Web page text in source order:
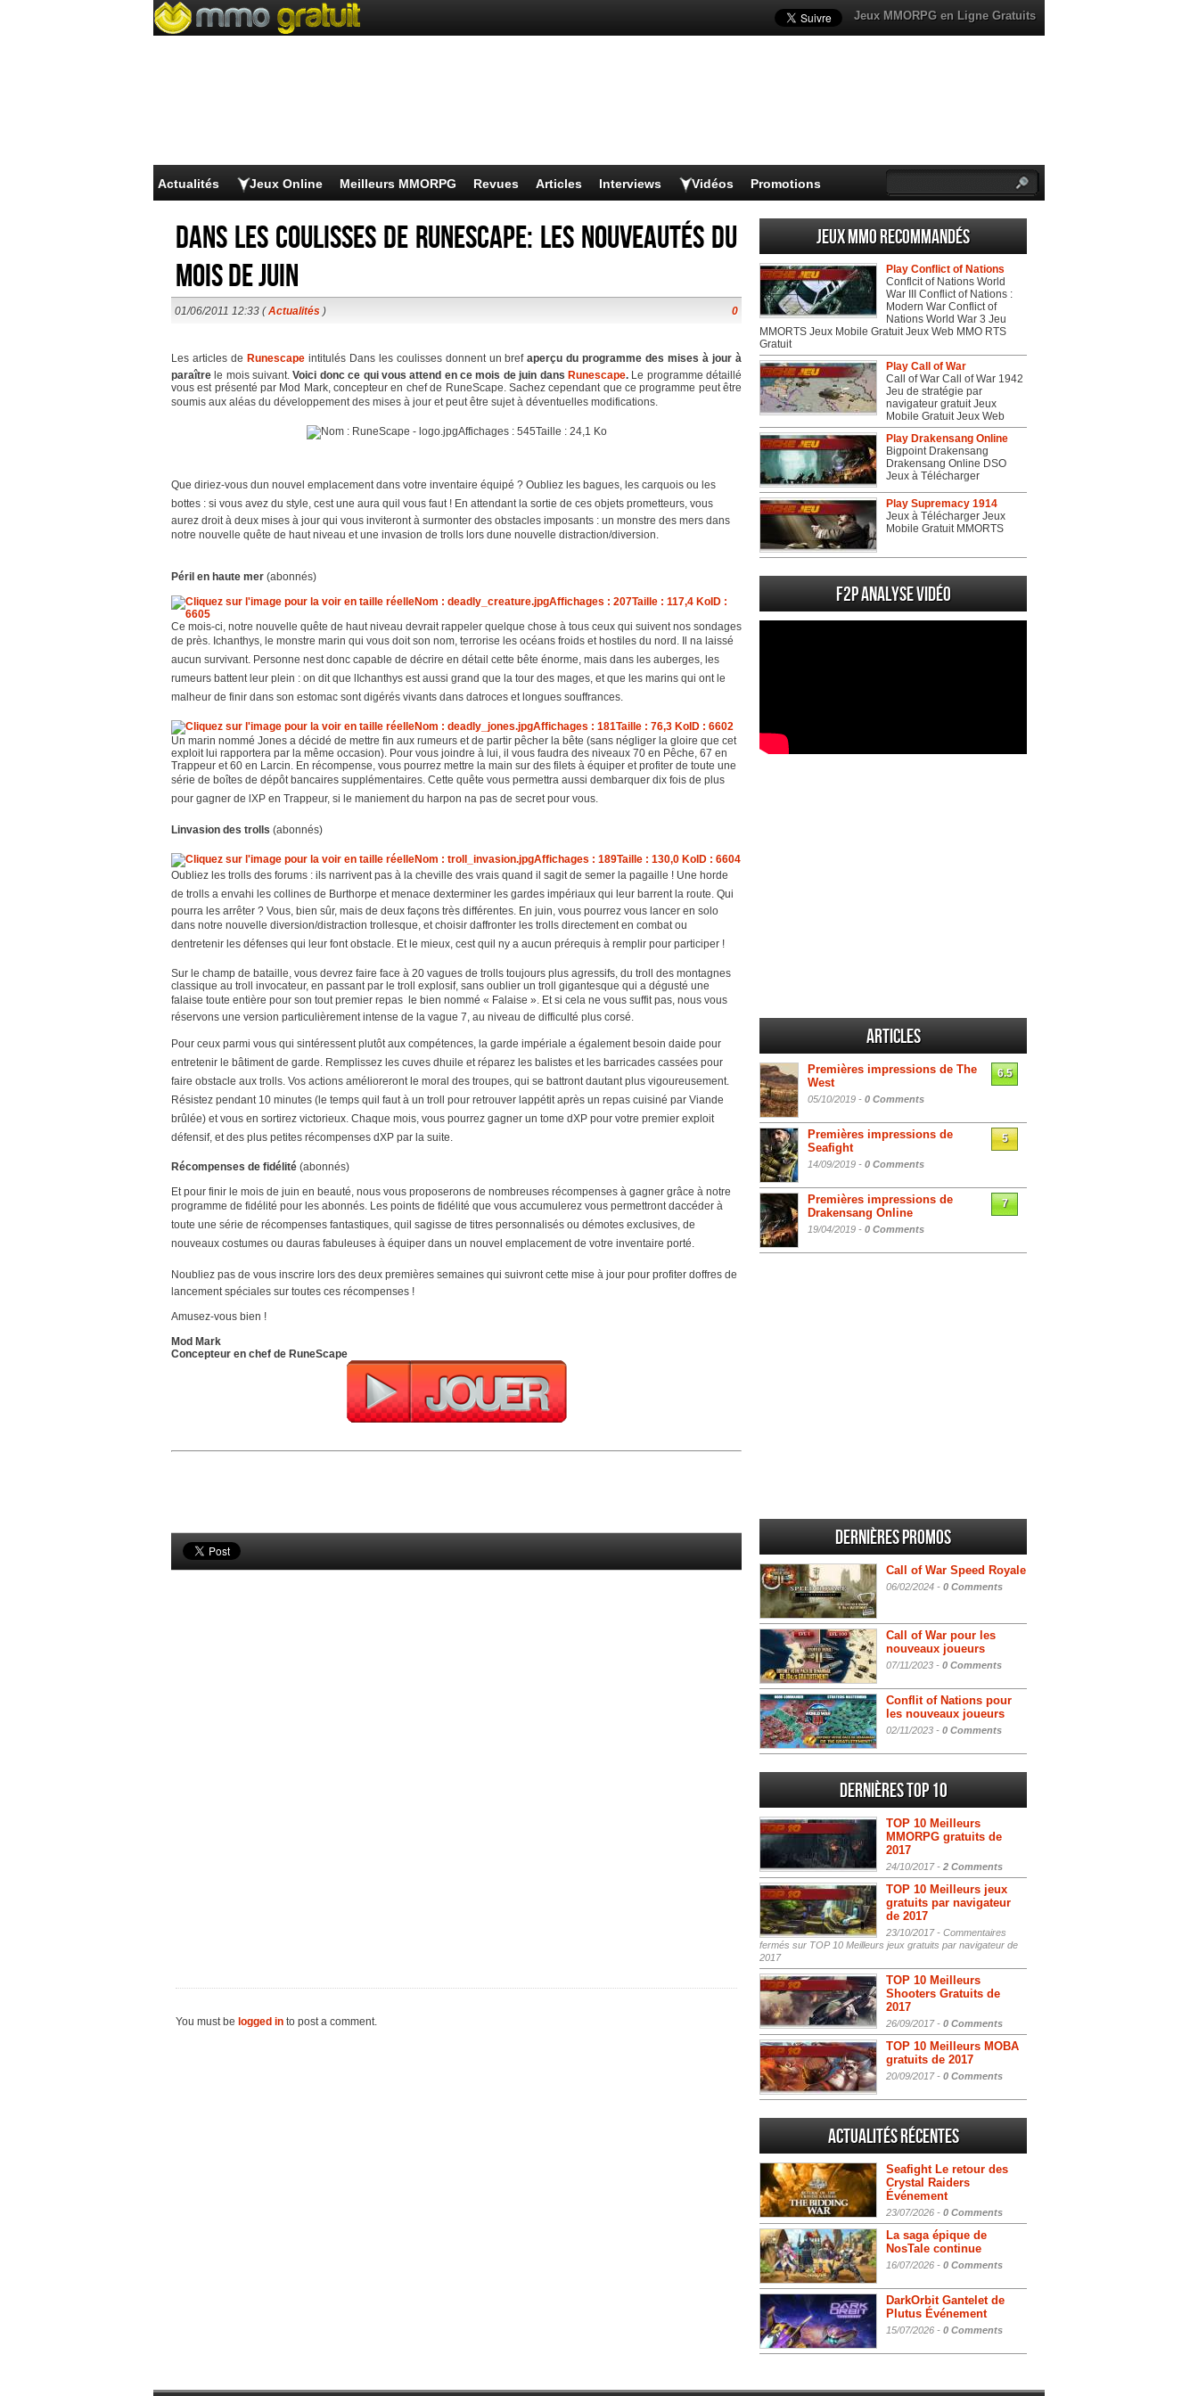
Jeux MMORPG en Ligne Gratuits
Actualités Jeux Online Meilleurs MMORPG Revues Articles Interviews Vidéos Promotions
Dans les coulisses de Runescape: les nouveautés du
mois de juin
01/06/2011 12:33 (Actualités ) 0
Les articles de Runescapeintitulés Dans les coulisses donnent un brefaperçu du programme des mises à jour à
paraître le mois suivant.Voici donc ce qui vous attend en ce mois de juin dans Runescape.Le programme détaillé
vous est présenté par Mod Mark, concepteur en chef de RuneScape. Sachez cependant que ce programme peut être
soumis aux aléas du développement des mises à jour et peut être sujet à déventuelles modifications.
Que diriez-vous dun nouvel emplacement dans votre inventaire équipé ? Oubliez les bagues, les carquois ou les
bottes : si vous avez du style, cest une aura quil vous faut ! En attendant la sortie de ces objets prometteurs, vous
aurez droit à deux mises à jour qui vous inviteront à surmonter des obstacles imposants : un monstre des mers dans
notre nouvelle quête de haut niveau et une invasion de trolls lors dune nouvelle distraction/diversion.
Péril en haute mer (abonnés)
Ce mois-ci, notre nouvelle quête de haut niveau devrait rappeler quelque chose à tous ceux qui suivent nos sondages
de près. Ichanthys, le monstre marin qui vous doit son nom, terrorise les océans froids et hostiles du nord. Il na laissé
aucun survivant. Personne nest donc capable de décrire en détail cette bête énorme, mais dans les auberges, les
rumeurs battent leur plein : on dit que lIchanthys est aussi grand que la tour des mages, et que les marins qui ont le
malheur de finir dans son estomac sont digérés vivants dans datroces et longues souffrances.
Un marin nommé Jones a décidé de mettre fin aux rumeurs et de partir pêcher la bête (sans négliger la gloire que cet
exploit lui rapportera par la même occasion). Pour vous joindre à lui, il vous faudra des niveaux 70 en Pêche, 67 en
Trappeur et 60 en Larcin. En récompense, vous pourrez mettre la main sur des filets à équiper et profiter de toute une
série de boîtes de dépôt bancaires supplémentaires. Cette quête vous permettra aussi dembarquer dix fois de plus
pour gagner de lXP en Trappeur, si le maniement du harpon na pas de secret pour vous.
Linvasion des trolls (abonnés)
Oubliez les trolls des forums : ils narrivent pas à la cheville des vrais quand il sagit de semer la pagaille ! Une horde
de trolls a envahi les collines de Burthorpe et menace dexterminer les gardes impériaux qui leur barrent la route. Qui
pourra les arrêter ? Vous, bien sûr, mais de deux façons très différentes. En juin, vous pourrez vous lancer en solo
dans notre nouvelle diversion/distraction trollesque, et choisir daffronter les trolls directement en combat ou
dentretenir les défenses qui leur font obstacle. Et le mieux, cest quil ny a aucun prérequis à remplir pour participer !
Sur le champ de bataille, vous devrez faire face à 20 vagues de trolls toujours plus agressifs, du troll des montagnes
classique au troll invocateur, en passant par le troll explosif, sans oublier un troll gigantesque qui a dégusté une
falaise toute entière pour son tout premier repas  le bien nommé « Falaise ». Et si cela ne vous suffit pas, nous vous
réservons une version particulièrement intense de la vague 7, au niveau de difficulté plus corsé.
Pour ceux parmi vous qui sintéressent plutôt aux compétences, la garde impériale a également besoin daide pour
entretenir le bâtiment de garde. Remplissez les cuves dhuile et réparez les balistes et les barricades cassées pour
faire obstacle aux trolls. Vos actions amélioreront le moral des troupes, qui se battront dautant plus vigoureusement.
Résistez pendant 10 minutes (le temps quil faut à un troll pour retrouver lappétit après un repas cuisiné par Viande
brûlée) et vous en sortirez victorieux. Chaque mois, vous pourrez gagner un tome dXP pour votre premier exploit
défensif, et des plus petites récompenses dXP par la suite.
Récompenses de fidélité (abonnés)
Et pour finir le mois de juin en beauté, nous vous proposerons de nombreuses récompenses à gagner grâce à notre
programme de fidélité pour les abonnés. Les points de fidélité que vous accumulerez vous permettront daccéder à
toute une série de récompenses fantastiques, quil sagisse de titres personnalisés ou démotes exclusives, de
nouveaux costumes ou dauras fabuleuses à équiper dans un nouvel emplacement de votre inventaire porté.
Noubliez pas de vous inscrire lors des deux premières semaines qui suivront cette mise à jour pour profiter doffres de
lancement spéciales sur toutes ces récompenses !
Amusez-vous bien !
Mod Mark
Concepteur en chef de RuneScape
You must be logged in to post a comment.
Jeux MMO recommandés
Play Conflict of Nations
Conflcit of Nations World
War III Conflict of Nations :
Modern War Conflict of
Nations World War 3 Jeu
MMORTS Jeux Mobile Gratuit Jeux Web MMO RTS
Gratuit
Play Call of War
Call of War Call of War 1942
Jeu de stratégie par
navigateur gratuit Jeux
Mobile Gratuit Jeux Web
Play Drakensang Online
Bigpoint Drakensang
Drakensang Online DSO
Jeux à Télécharger
Play Supremacy 1914
Jeux à Télécharger Jeux
Mobile Gratuit MMORTS
F2P Analyse vidéo
Articles
Premières impressions de The
West
05/10/2019 - 0 Comments
6.5
Premières impressions de
Seafight
14/09/2019 - 0 Comments
5
Premières impressions de
Drakensang Online
19/04/2019 - 0 Comments
7
Dernières promos
Call of War Speed Royale
06/02/2024 - 0 Comments
Call of War pour les
nouveaux joueurs
07/11/2023 - 0 Comments
Conflit of Nations pour
les nouveaux joueurs
02/11/2023 - 0 Comments
Dernières Top 10
TOP 10 Meilleurs
MMORPG gratuits de
2017
24/10/2017 - 2 Comments
TOP 10 Meilleurs jeux
gratuits par navigateur
de 2017
23/10/2017 - Commentaires
fermés sur TOP 10 Meilleurs jeux gratuits par navigateur de
2017
TOP 10 Meilleurs
Shooters Gratuits de
2017
26/09/2017 - 0 Comments
TOP 10 Meilleurs MOBA
gratuits de 2017
20/09/2017 - 0 Comments
Actualités Récentes
Seafight Le retour des
Crystal Raiders
Événement
23/07/2026 - 0 Comments
La saga épique de
NosTale continue
16/07/2026 - 0 Comments
DarkOrbit Gantelet de
Plutus Événement
15/07/2026 - 0 Comments